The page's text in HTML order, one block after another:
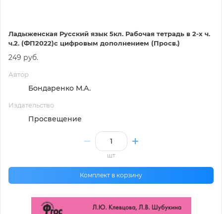
Ладыженская Русский язык 5кл. Рабочая тетрадь в 2-х ч.
ч.2. (ФП2022)с цифровым дополнением (Просв.)
249 руб.
Автор
Бондаренко М.А.
Издательство
Просвещение
шт
Комплект в корзину